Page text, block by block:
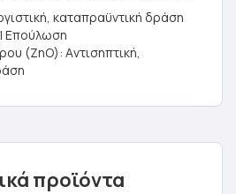
καταπραϋντική δράση
Επούλωση
(ZnO): Aντισηπτική,
προϊόντα